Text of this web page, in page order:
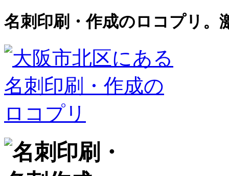
名刺印刷・作成のロコプリ。